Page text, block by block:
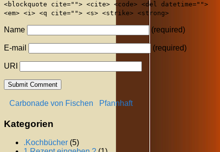
<blockquote cite=""> <cite> <code> <del datetime="">
<em> <i> <q cite=""> <s> <strike> <strong>
Name (required)
E-mail (required)
URI
Carbonade von Fischen Pfannhaft
Kategorien
.Kochbücher (5)